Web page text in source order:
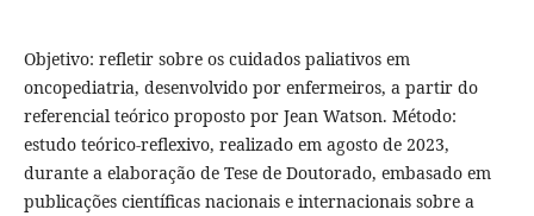
Objetivo: refletir sobre os cuidados paliativos em
oncopediatria, desenvolvido por enfermeiros, a partir do
referencial teórico proposto por Jean Watson. Método:
estudo teórico-reflexivo, realizado em agosto de 2023,
durante a elaboração de Tese de Doutorado, embasado em
publicações científicas nacionais e internacionais sobre a